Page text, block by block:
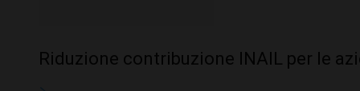
Riduzione contribuzione INAIL per le